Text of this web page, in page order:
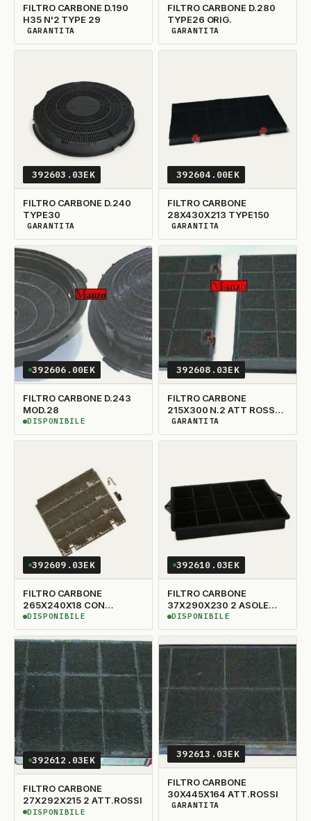
FILTRO CARBONE D.190
H35 N'2 TYPE 29
DISPONIBILITÀ GARANTITA
GARANTITA
FILTRO CARBONE D.280
TYPE26 ORIG.
DISPONIBILITÀ GARANTITA
GARANTITA
392603.03EK
FILTRO CARBONE D.240
TYPE30
DISPONIBILITÀ GARANTITA
GARANTITA
392604.00EK
FILTRO CARBONE
28X430X213 TYPE150
DISPONIBILITÀ GARANTITA
GARANTITA
392606.00EK
FILTRO CARBONE D.243
MOD.28
DISPONIBILE
DISPONIBILE
392608.03EK
FILTRO CARBONE
215X300 N.2 ATT ROSSO
TIPE100
DISPONIBILITÀ GARANTITA
GARANTITA
392609.03EK
FILTRO CARBONE
265X240X18 CON
ATTACCHI
DISPONIBILE
DISPONIBILE
392610.03EK
FILTRO CARBONE
37X290X230 2 ASOLE
LATER TYPE160
DISPONIBILE
DISPONIBILE
392612.03EK
FILTRO CARBONE
27X292X215 2 ATT.ROSSI
DISPONIBILE
DISPONIBILE
392613.03EK
FILTRO CARBONE
30X445X164 ATT.ROSSI
DISPONIBILITÀ GARANTITA
GARANTITA